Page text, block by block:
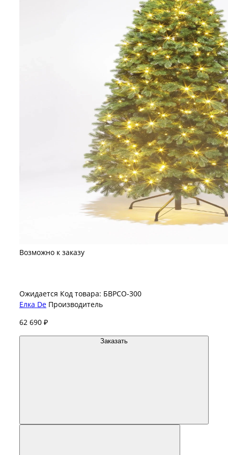
Возможно к заказу
Ожидается Код товара: БВРСО-300
Елка De Производитель
62 690 ₽
Заказать